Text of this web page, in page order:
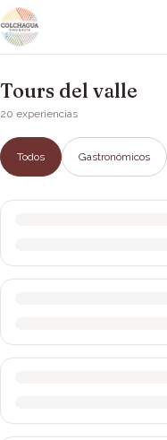
Tours del valle
20 experiencias
Todos Gastronómicos